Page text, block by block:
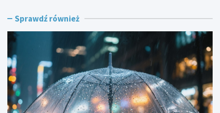
z
w
a
ć
p
i
e
o
e
s
z
a
l
e
Sprawdź również